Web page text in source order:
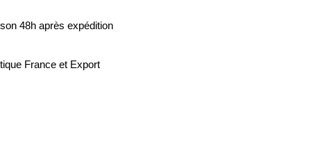
48h après expédition
France et Export